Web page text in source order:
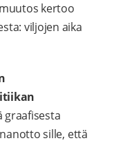
kertoo
viljojen aika
graafisesta
sille, että